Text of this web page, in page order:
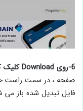
6-روی Download کلیک کرده یا ضربه بزنید.
صفحه ، در سمت راست
فایل تبدیل شده باز می